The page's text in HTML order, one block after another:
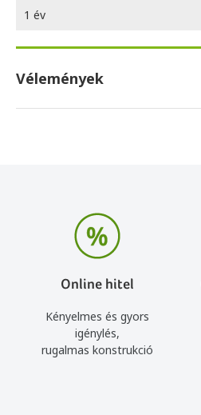
1 év
Vélemények
Online hitel
Kényelmes és gyors
igénylés,
rugalmas konstrukció